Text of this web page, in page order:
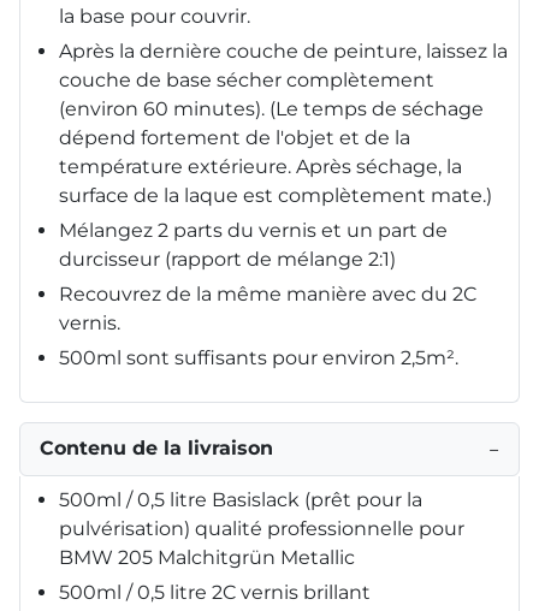
la base pour couvrir.
Après la dernière couche de peinture, laissez la
couche de base sécher complètement
(environ 60 minutes). (Le temps de séchage
dépend fortement de l'objet et de la
température extérieure. Après séchage, la
surface de la laque est complètement mate.)
Mélangez 2 parts du vernis et un part de
durcisseur (rapport de mélange 2:1)
Recouvrez de la même manière avec du 2C
vernis.
500ml sont suffisants pour environ 2,5m².
Contenu de la livraison −
500ml / 0,5 litre Basislack (prêt pour la
pulvérisation) qualité professionnelle pour
BMW 205 Malchitgrün Metallic
500ml / 0,5 litre 2C vernis brillant